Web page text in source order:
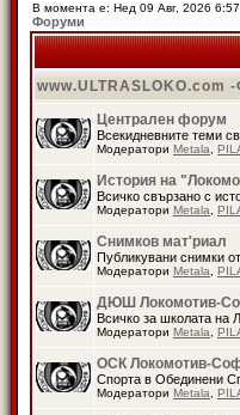
В момента е: Нед 09 Авг, 2026 6:57
Форуми
Централен форум
Всекидневните теми
Модератори Metala
История на
Всичко свързано с
Модератори Metala
Снимков мат'риал
Публикувани снимки
Модератори Metala
ДЮШ Локомотив-
Всичко за школата на
Модератори Metala
ОСК Локомотив-
Спорта в Обединени
Модератори Metala